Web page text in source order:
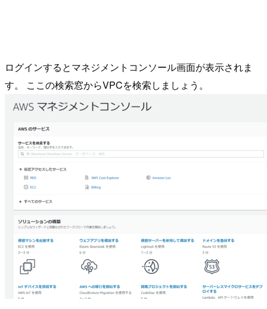
ログインするとマネジメントコンソール画面が表示されま
す。 ここの検索窓からVPCを検索しましょう。